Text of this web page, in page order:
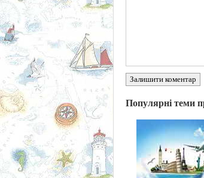
Залишити коментар
Популярні теми